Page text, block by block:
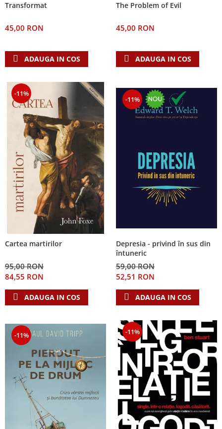
Transformat
45,00 RON
ADAUGA IN COS
The Problem of Evil
45,00 RON
ADAUGA IN COS
-11%
Cartea martirilor
95,00 RON
84,55 RON
ADAUGA IN COS
-11%
Depresia - privind în sus din
întuneric
59,00 RON
52,51 RON
ADAUGA IN COS
-11% -11%